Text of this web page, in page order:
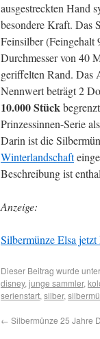
ausgestreckten Hand
besondere Kraft. Das
Feinsilber (Feingehalt
Durchmesser von 40
geriffelten Rand. Das
Nennwert beträgt 2
10.000 Stück
Prinzessinnen-Serie
Darin ist die
Winterlandschaft
Beschreibung ist
Anzeige:
Silbermünze Elsa
Dieser Beitrag wurde unter
disney, junge sammler,
serienstart, silber,
← Silbermünze 25 Jahre